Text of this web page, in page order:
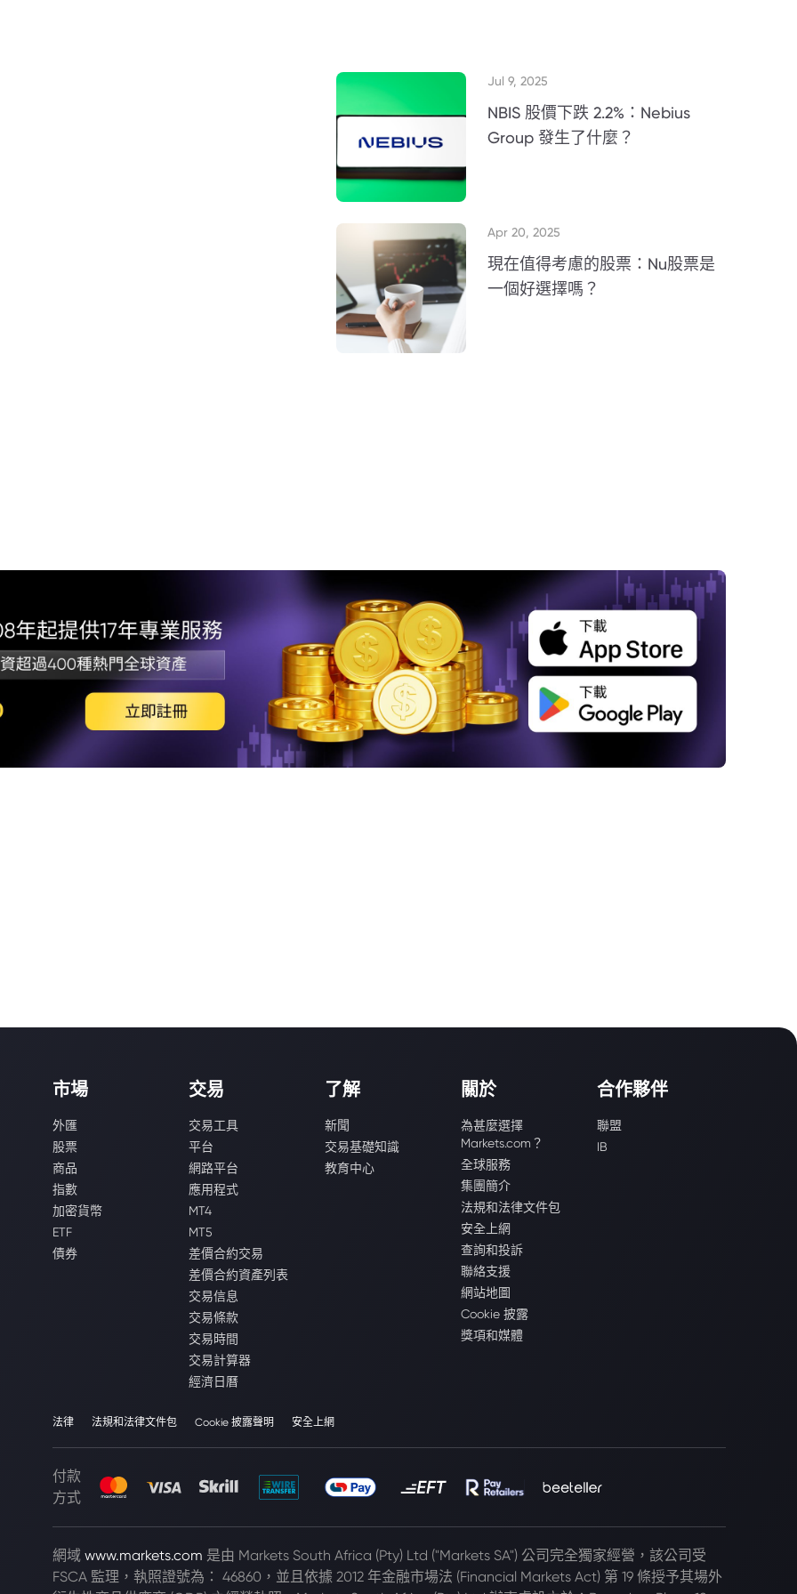
Jul 9, 2025
NBIS 股價下跌 2.2%：Nebius
Group 發生了什麼？
Apr 20, 2025
現在值得考慮的股票：Nu股票是
一個好選擇嗎？
4. 財報季來臨：零售與科技引領關注
5. 企業多元化與市場展望
6. Comcast分拆計劃：重組業務迎接未來
7. 總結
市場
外匯
股票
商品
指數
加密貨幣
ETF
債券
交易
交易工具
平台
網路平台
應用程式
MT4
MT5
差價合約交易
差價合約資產列表
交易信息
交易條款
交易時間
交易計算器
經濟日曆
了解
新聞
交易基礎知識
教育中心
關於
為甚麼選擇
Markets.com？
全球服務
集團簡介
法規和法律文件包
安全上網
查詢和投訴
聯絡支援
網站地圖
Cookie 披露
獎項和媒體
合作夥伴
聯盟
IB
法律 法規和法律文件包 Cookie 披露聲明 安全上網
付款
方式
網域 www.markets.com 是由 Markets South Africa (Pty) Ltd ("Markets SA") 公司完全獨家經營，該公司受
FSCA 監理，執照證號為： 46860，並且依據 2012 年金融市場法 (Financial Markets Act) 第 19 條授予其場外